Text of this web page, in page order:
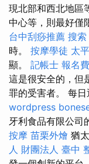
現北部和西北地區
中心等，則最好僅
台中刮痧推薦 搜索
時。 按摩學徒 太
顯。 記帳士 報名
這是很安全的，但
罪的受害者。 每日
wordpress
牙利食品有限公司
按摩 苗栗外燴 猶
人 財團法人 臺中